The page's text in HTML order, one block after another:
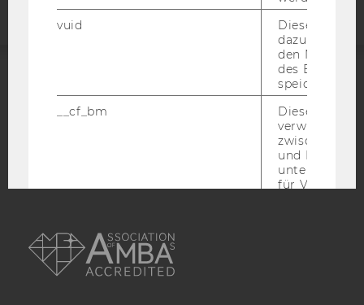
ACCREDITED BY:
vuid
Dieser
dazu
den
des
speichern.
__cf_bm
Dieses
verwendet,
zwischen
und Bots zu
für Vimeo
_uetvid